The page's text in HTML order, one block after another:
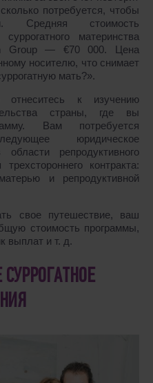
потребуется, чтобы
Средняя стоимость
материнства
Group ― €70 000. Цена
носителю, что снимает
мать?».
к изучению
страны, где вы
Вам потребуется
юридическое
репродуктивного
контракта:
и репродуктивной
свое путешествие, ваш
стоимость программы,
выплат и т. д.